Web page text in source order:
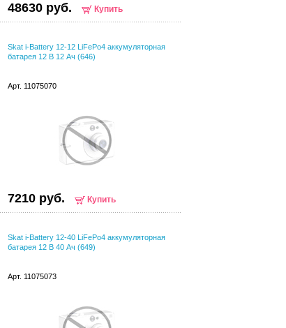
48630 руб. Купить
Skat i-Battery 12-12 LiFePo4 аккумуляторная
батарея 12 В 12 Ач (646)
Арт. 11075070
7210 руб. Купить
Skat i-Battery 12-40 LiFePo4 аккумуляторная
батарея 12 В 40 Ач (649)
Арт. 11075073